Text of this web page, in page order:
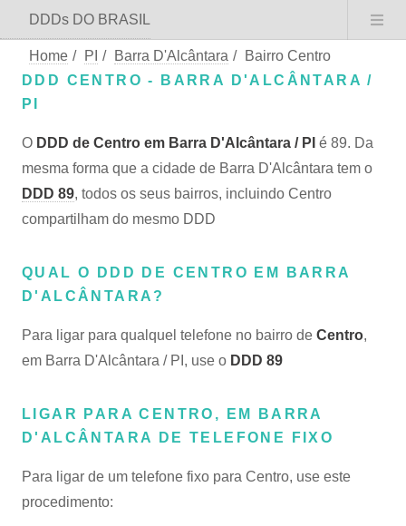
DDDs DO BRASIL
Home / PI / Barra D'Alcântara /
Bairro Centro
DDD CENTRO - BARRA D'ALCÂNTARA /
PI
O DDD de Centro em Barra D'Alcântara / PI é 89. Da
mesma forma que a cidade de Barra D'Alcântara tem o
DDD 89, todos os seus bairros, incluindo Centro
compartilham do mesmo DDD
QUAL O DDD DE CENTRO EM BARRA
D'ALCÂNTARA?
Para ligar para qualquel telefone no bairro de Centro,
em Barra D'Alcântara / PI, use o DDD 89
LIGAR PARA CENTRO, EM BARRA
D'ALCÂNTARA DE TELEFONE FIXO
Para ligar de um telefone fixo para Centro, use este
procedimento: